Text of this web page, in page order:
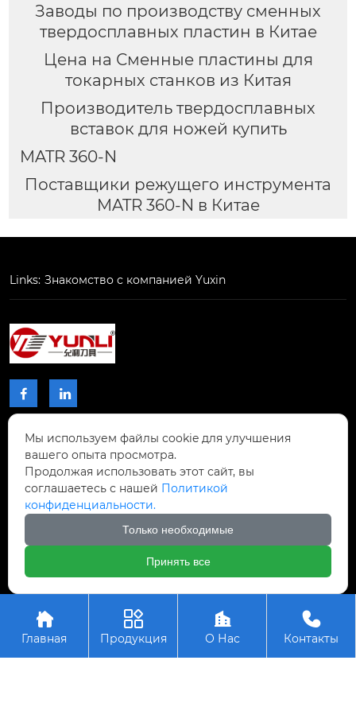
Заводы по производству сменных
твердосплавных пластин в Китае
Цена на Сменные пластины для
токарных станков из Китая
Производитель твердосплавных
вставок для ножей купить
MATR 360-N
Поставщики режущего инструмента
MATR 360-N в Китае
Links: Знакомство с компанией Yuxin
 
КОНТАКТЫ

Проспект Чжибиян № 2, Донхупин, город
Тайпин, уезд Шисин, город Шаогуань,
провинция Гуандун, Китай.
 +8617768809996
Авторское право © ООО Шаогуань Юсинь
Прецизионные режущие инструменты

Главная

Продукция

О Нас

Контакты
Мы используем файлы cookie для улучшения
вашего опыта просмотра.
Продолжая использовать этот сайт, вы
соглашаетесь с нашей Политикой
конфиденциальности.
Только необходимые
Принять все